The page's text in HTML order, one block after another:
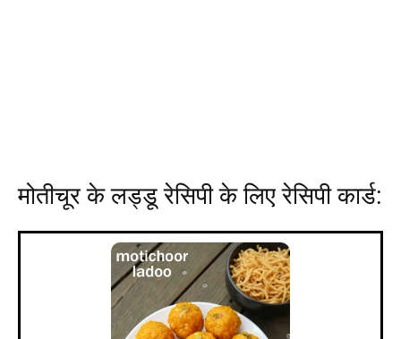
मोतीचूर के लड्डू रेसिपी के लिए रेसिपी कार्ड: